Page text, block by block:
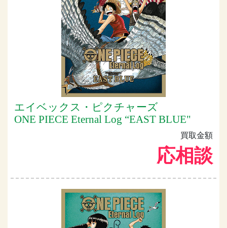
エイベックス・ピクチャーズ
ONE PIECE Eternal Log “EAST BLUE"
買取金額
応相談